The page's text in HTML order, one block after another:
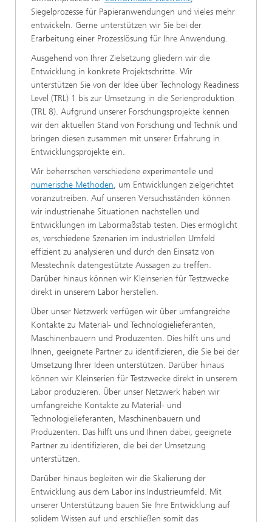
Siegelprozesse für Papieranwendungen und vieles mehr
entwickeln. Gerne unterstützen wir Sie bei der
Erarbeitung einer Prozesslösung für Ihre Anwendung.
Ausgehend von Ihrer Zielsetzung gliedern wir die
Entwicklung in konkrete Projektschritte. Wir
unterstützen Sie von der Idee über Technology Readiness
Level (TRL) 1 bis zur Umsetzung in die Serienproduktion
(TRL 8). Aufgrund unserer Forschungsprojekte kennen
wir den aktuellen Stand von Forschung und Technik und
bringen diesen zusammen mit unserer Erfahrung in
Entwicklungsprojekte ein.
Wir beherrschen verschiedene experimentelle und
numerische Methoden, um Entwicklungen zielgerichtet
voranzutreiben. Auf unseren Versuchsständen können
wir industrienahe Situationen nachstellen und
Entwicklungen im Labormaßstab testen. Dies ermöglicht
es, verschiedene Szenarien im industriellen Umfeld
effizient zu analysieren und durch den Einsatz von
Messtechnik datengestützte Aussagen zu treffen.
Darüber hinaus können wir Kleinserien für Testzwecke
direkt in unserem Labor herstellen.
Über unser Netzwerk verfügen wir über umfangreiche
Kontakte zu Material- und Technologielieferanten,
Maschinenbauern und Produzenten. Dies hilft uns und
Ihnen, geeignete Partner zu identifizieren, die Sie bei der
Umsetzung Ihrer Ideen unterstützen. Darüber hinaus
können wir Kleinserien für Testzwecke direkt in unserem
Labor produzieren. Über unser Netzwerk haben wir
umfangreiche Kontakte zu Material- und
Technologielieferanten, Maschinenbauern und
Produzenten. Das hilft uns und Ihnen dabei, geeignete
Partner zu identifizieren, die bei der Umsetzung
unterstützen.
Darüber hinaus begleiten wir die Skalierung der
Entwicklung aus dem Labor ins Industrieumfeld. Mit
unserer Unterstützung bauen Sie Ihre Entwicklung auf
solidem Wissen auf und erschließen somit das